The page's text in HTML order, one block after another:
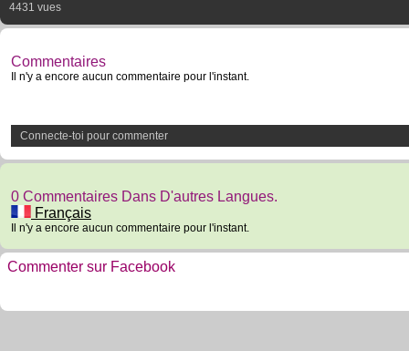
4431 vues
Commentaires
Il n'y a encore aucun commentaire pour l'instant.
Connecte-toi pour commenter
0 Commentaires Dans D'autres Langues.
Français
Il n'y a encore aucun commentaire pour l'instant.
Commenter sur Facebook